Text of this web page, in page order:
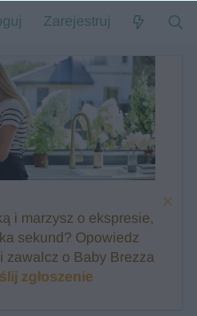
Zarejestruj
i marzysz o ekspresie,
sekund? Opowiedz
zawalcz o Baby Brezza
zgłoszenie